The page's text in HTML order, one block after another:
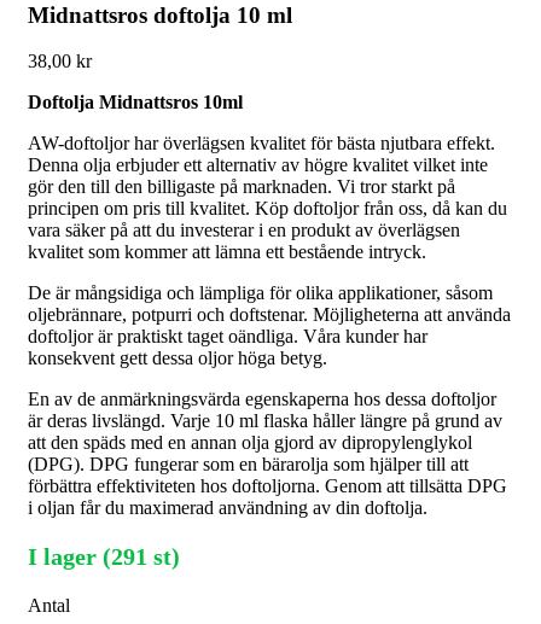
Midnattsros doftolja 10 ml
38,00 kr
Doftolja Midnattsros 10ml
AW-doftoljor har överlägsen kvalitet för bästa njutbara effekt.
Denna olja erbjuder ett alternativ av högre kvalitet vilket inte
gör den till den billigaste på marknaden. Vi tror starkt på
principen om pris till kvalitet. Köp doftoljor från oss, då kan du
vara säker på att du investerar i en produkt av överlägsen
kvalitet som kommer att lämna ett bestående intryck.
De är mångsidiga och lämpliga för olika applikationer, såsom
oljebrännare, potpurri och doftstenar. Möjligheterna att använda
doftoljor är praktiskt taget oändliga. Våra kunder har
konsekvent gett dessa oljor höga betyg.
En av de anmärkningsvärda egenskaperna hos dessa doftoljor
är deras livslängd. Varje 10 ml flaska håller längre på grund av
att den späds med en annan olja gjord av dipropylenglykol
(DPG). DPG fungerar som en bärarolja som hjälper till att
förbättra effektiviteten hos doftoljorna. Genom att tillsätta DPG
i oljan får du maximerad användning av din doftolja.
I lager (291 st)
Antal